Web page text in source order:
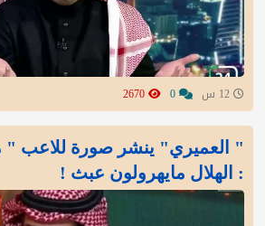
" العميري" ينشر صورة للاعب "
: الهلال مايهرولون عبث !